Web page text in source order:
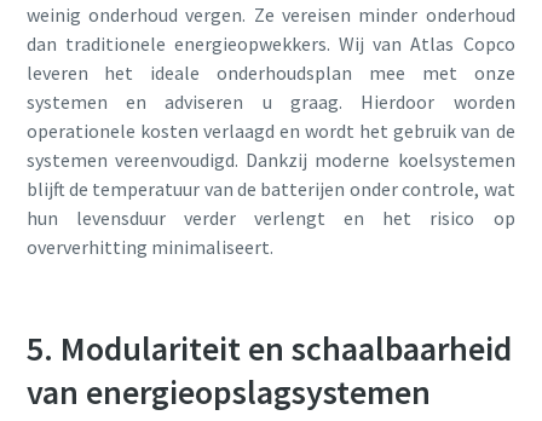
weinig onderhoud vergen. Ze vereisen minder onderhoud
dan traditionele energieopwekkers. Wij van Atlas Copco
leveren het ideale onderhoudsplan mee met onze
systemen en adviseren u graag. Hierdoor worden
operationele kosten verlaagd en wordt het gebruik van de
systemen vereenvoudigd. Dankzij moderne koelsystemen
blijft de temperatuur van de batterijen onder controle, wat
hun levensduur verder verlengt en het risico op
oververhitting minimaliseert.
5. Modulariteit en schaalbaarheid
van energieopslagsystemen